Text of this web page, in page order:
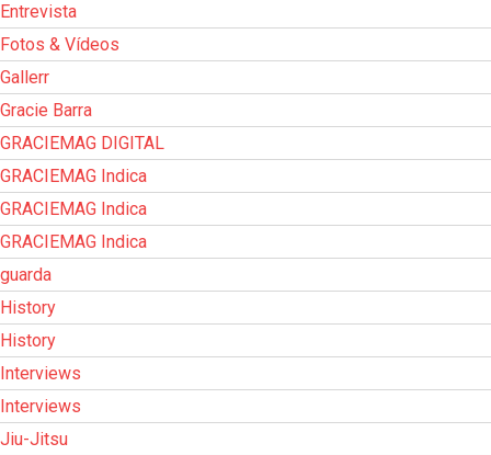
Entrevista
Fotos & Vídeos
Gallerr
Gracie Barra
GRACIEMAG DIGITAL
GRACIEMAG Indica
GRACIEMAG Indica
GRACIEMAG Indica
guarda
History
History
Interviews
Interviews
Jiu-Jitsu